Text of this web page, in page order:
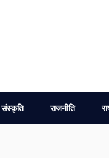
संस्कृति राजनीति